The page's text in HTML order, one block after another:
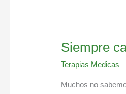
Siempre
Terapias Medicas
Muchos no